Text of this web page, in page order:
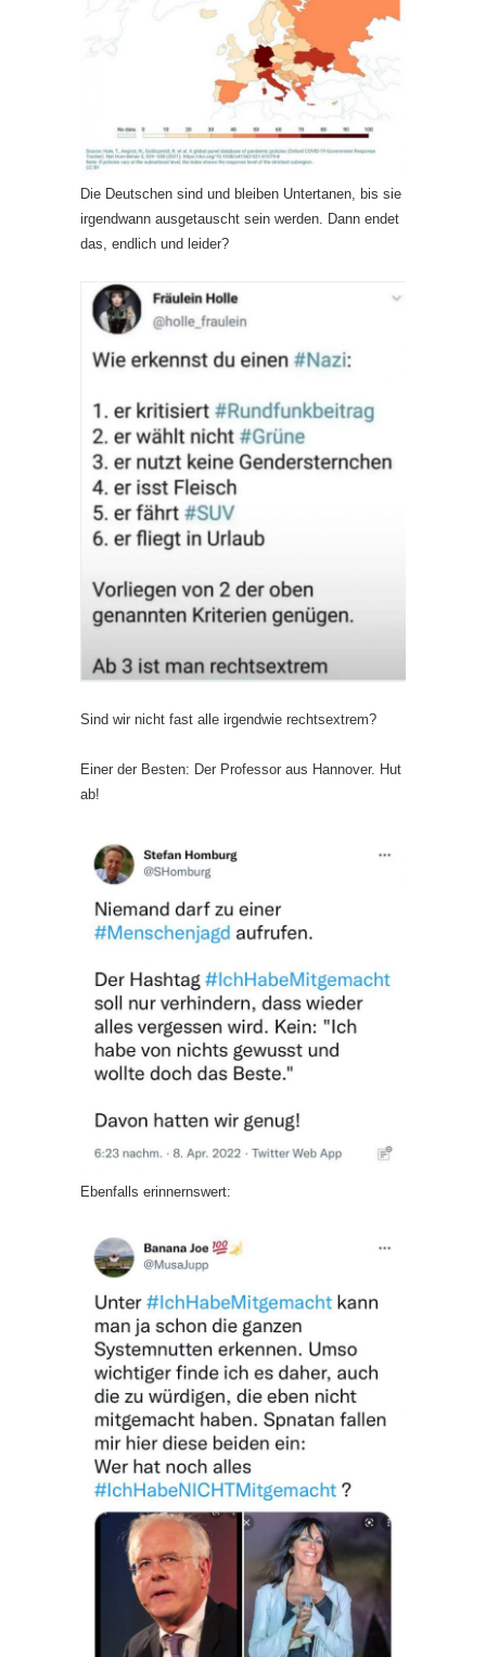
Die Deutschen sind und bleiben Untertanen, bis sie
irgendwann ausgetauscht sein werden. Dann endet
das, endlich und leider?
Sind wir nicht fast alle irgendwie rechtsextrem?
Einer der Besten: Der Professor aus Hannover. Hut
ab!
Ebenfalls erinnernswert: